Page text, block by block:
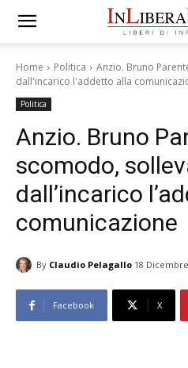
Home Politica
Anzio. Bruno
dall'incarico l'addetto alla
Politica
Anzio. Bruno
scomodo,
dall’incarico
comunicazione
By Claudio Pelagallo 18
Facebook X